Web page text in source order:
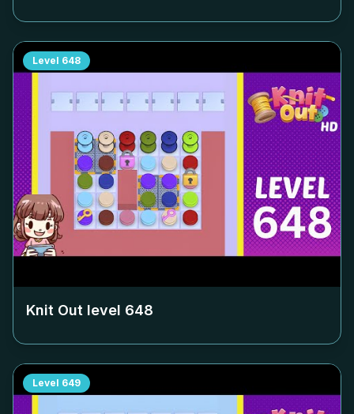
Level 648
Knit Out level 648
Level 649